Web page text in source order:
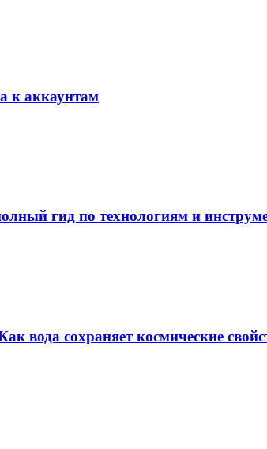
к аккаунтам
гид по технологиям и
вода сохраняет космические